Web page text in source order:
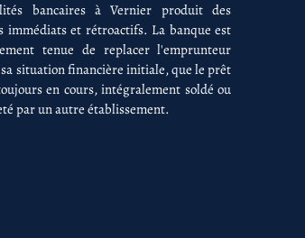
bancaires à Vernier produit des
immédiats et rétroactifs. La banque est
tenue de replacer l'emprunteur
situation financière initiale, que le prêt
en cours, intégralement soldé ou
par un autre établissement.